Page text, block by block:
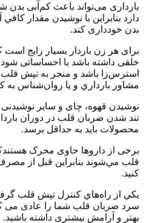
بارداری می‌تواند باعث کم‌آبی بدن
دارد بنابراین با نوشیدن مقدار
بدن خودداری کند.
برای هر زن باردار بسیار رایج است
خلقی داشته باشد یا احساساتی شود
استرس‌زا باشد و منجر به تپش قلب
مشاور بارداري و يا روان‌شناس به
نوشیدن قهوه، چای و سایر نوشیدنی
تند شدن ضربان قلب در دوران
محصولات بايد به حداقل برسد.
برخی از داروها حاوی محرک
قلب مي‌شوند بنابراين قبل از
كنيد.
يكي از راه‌هاي کنترل تپش قلب
سرد ضربان قلب شما را عادی
بهتر و آرامش بیشتری داشته باشید.